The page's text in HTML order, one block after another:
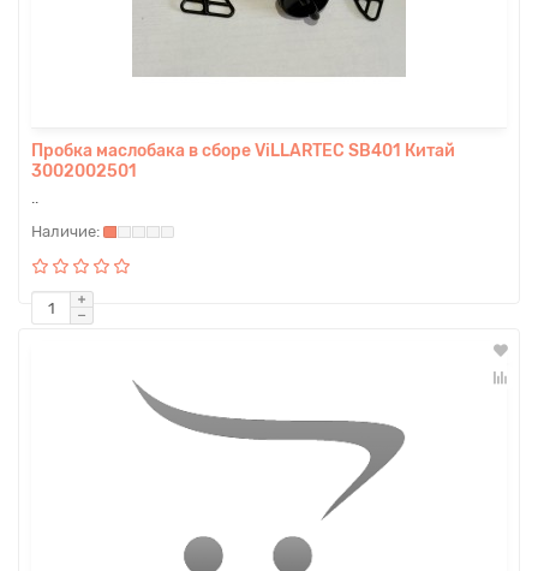
Пробка маслобака в сборе ViLLARTEC SB401 Китай
3002002501
..